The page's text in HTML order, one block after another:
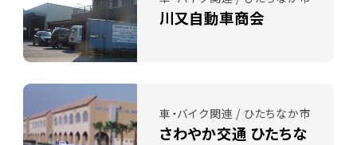
川又自動車商会
車・バイク関連 / ひたちなか市
さわやか交通 ひたちな